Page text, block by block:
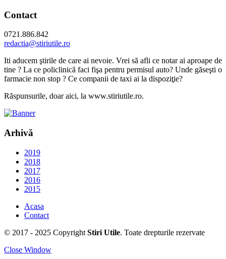
Contact
0721.886.842
redactia@stiriutile.ro
Iti aducem ştirile de care ai nevoie. Vrei să afli ce notar ai aproape de
tine ? La ce policlinică faci fişa pentru permisul auto? Unde găseşti o
farmacie non stop ? Ce companii de taxi ai la dispoziţie?
Răspunsurile, doar aici, la www.stiriutile.ro.
Arhivă
2019
2018
2017
2016
2015
Acasa
Contact
© 2017 - 2025 Copyright Stiri Utile. Toate drepturile rezervate
Close Window